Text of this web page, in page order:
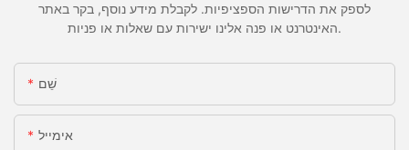
לספק את הדרישות הספציפיות. לקבלת מידע נוסף, בקר באתר
האינטרנט או פנה אלינו ישירות עם שאלות או פניות.
שֵׁם
אימייל